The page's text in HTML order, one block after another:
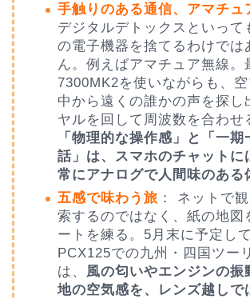
手触りのある通信、アマチュ
デジタルデトックスといって
の電子機器を捨てるわけでは
ん。例えばアマチュア無線。
7300MK2を使いながらも、
中から遠くの誰かの声を探し
ヤルを回して周波数を合わせ
「物理的な操作感」と「一期
話」は、スマホのチャットに
常にアナログで人間味のある
五感で味わう旅 ： ネットで
索するのではなく、紙の地図
ートを練る。5月末に予定し
PCX125での九州・四国ツー
は、 風の匂いやエンジンの振
地の空気感を、レンズ越しで